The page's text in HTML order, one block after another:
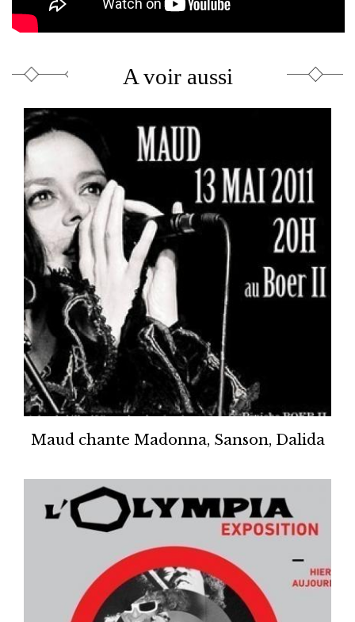
A voir aussi
Maud chante Madonna, Sanson, Dalida